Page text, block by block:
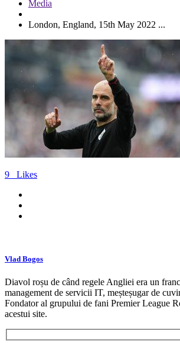
Media
London, England, 15th May 2022 ...
9 Likes
Vlad Bogos
Diavol roșu de când regele Angliei era un
management de servicii IT, meșteșugar de
Fondator al grupului de fani Premier League
acestui site.